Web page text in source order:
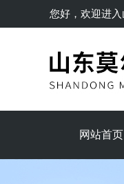
您好，欢迎进入
网站首页